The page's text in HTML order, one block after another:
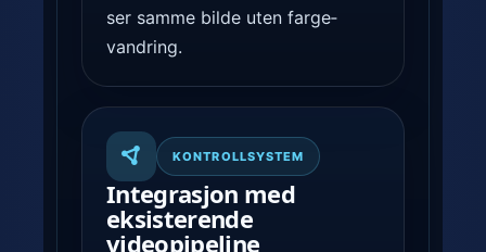
ser samme bilde uten farge­
vandring.
KONTROLLSYSTEM
Integrasjon med
eksisterende
videopipeline